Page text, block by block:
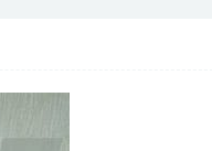
／699MB]